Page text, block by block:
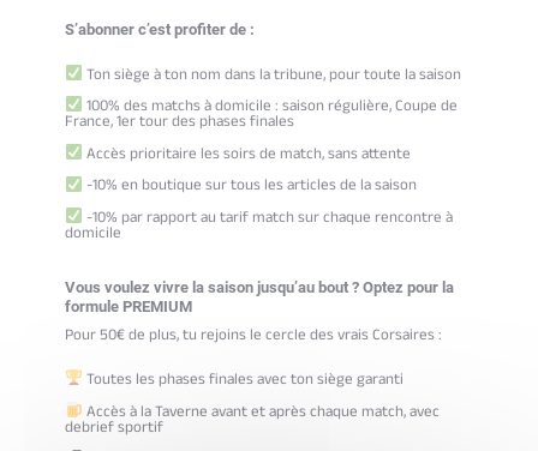
S’abonner c’est profiter de :
Ton siège à ton nom dans la tribune, pour toute la saison
100% des matchs à domicile : saison régulière, Coupe de
France, 1er tour des phases finales
Accès prioritaire les soirs de match, sans attente
-10% en boutique sur tous les articles de la saison
-10% par rapport au tarif match sur chaque rencontre à
domicile
Vous voulez vivre la saison jusqu’au bout ? Optez pour la
formule PREMIUM
Pour 50€ de plus, tu rejoins le cercle des vrais Corsaires :
Toutes les phases finales avec ton siège garanti
Accès à la Taverne avant et après chaque match, avec
debrief sportif